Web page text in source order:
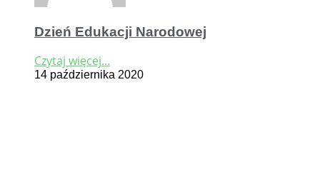
Dzień Edukacji Narodowej
Czytaj więcej...
14 października 2020